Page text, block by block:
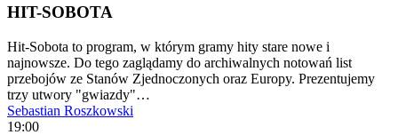
HIT-SOBOTA
Hit-Sobota to program, w którym gramy hity stare nowe i
najnowsze. Do tego zaglądamy do archiwalnych notowań list
przebojów ze Stanów Zjednoczonych oraz Europy. Prezentujemy
trzy utwory "gwiazdy"…
Sebastian Roszkowski
19:00